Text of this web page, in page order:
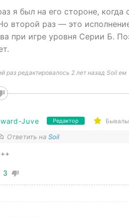
я был на его стороне,
второй раз — это
при игре уровня Серии Б.
раз редактировалось 2 лет назад Soil ем
Juve Редактор
Ответить на Soil
3